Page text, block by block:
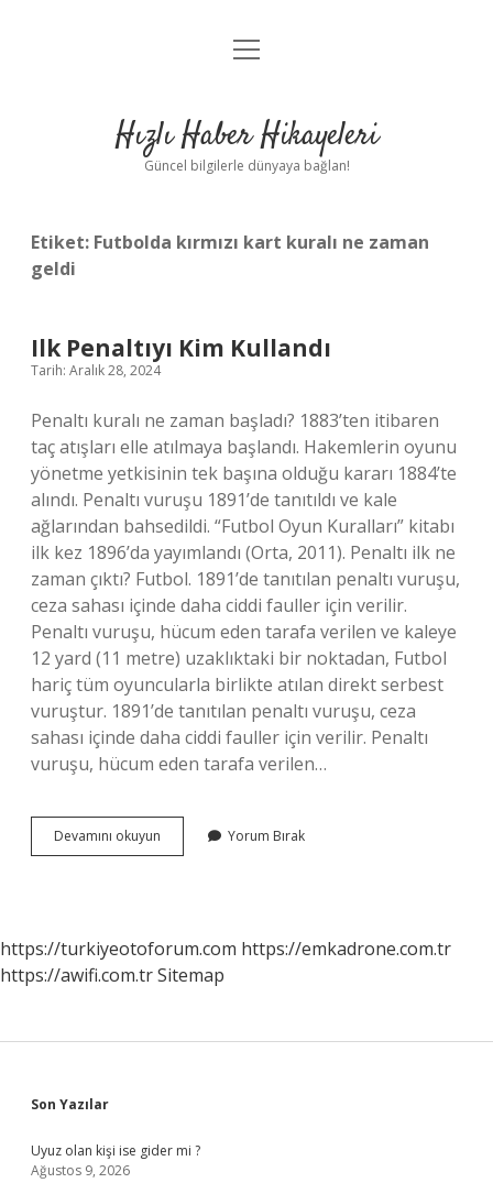
Anasayfa
Yasal Uyarı
menüyü
Hızlı Haber Hikayeleri
Güncel bilgilerle dünyaya bağlan!
Etiket: Futbolda kırmızı kart kuralı ne zaman
geldi
Ilk Penaltıyı Kim Kullandı
Tarih: Aralık 28, 2024
Penaltı kuralı ne zaman başladı? 1883’ten itibaren
taç atışları elle atılmaya başlandı. Hakemlerin oyunu
yönetme yetkisinin tek başına olduğu kararı 1884’te
alındı. Penaltı vuruşu 1891’de tanıtıldı ve kale
ağlarından bahsedildi. “Futbol Oyun Kuralları” kitabı
ilk kez 1896’da yayımlandı (Orta, 2011). Penaltı ilk ne
zaman çıktı? Futbol. 1891’de tanıtılan penaltı vuruşu,
ceza sahası içinde daha ciddi fauller için verilir.
Penaltı vuruşu, hücum eden tarafa verilen ve kaleye
12 yard (11 metre) uzaklıktaki bir noktadan, Futbol
hariç tüm oyuncularla birlikte atılan direkt serbest
vuruştur. 1891’de tanıtılan penaltı vuruşu, ceza
sahası içinde daha ciddi fauller için verilir. Penaltı
vuruşu, hücum eden tarafa verilen…
Devamını okuyun
Penaltıyı
Yorum Bırak
https://turkiyeotoforum.com https://emkadrone.com.tr
https://awifi.com.trSitemap
Sidebar
Son Yazılar
Uyuz olan kişi ise gider mi ?
Ağustos 9, 2026